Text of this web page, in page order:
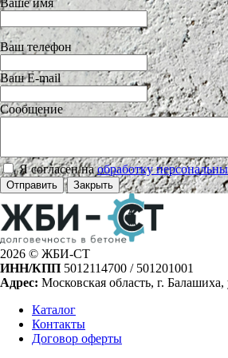
Ваше имя
Ваш телефон
Ваш E-mail
Сообщение
Я согласен наобработку
Отправить Закрыть
2026 © ЖБИ-СТ
ИНН/КПП 5012114700 / 501201001
Адрес: Московская область, г.
Каталог
Контакты
Договор оферты